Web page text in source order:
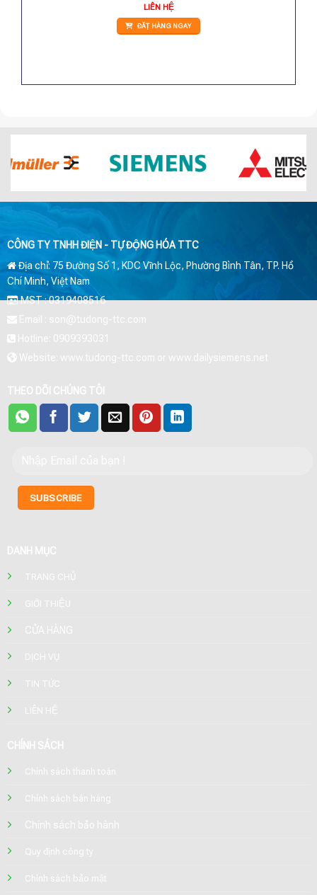
LIÊN HỆ
ĐẶT HÀNG NGAY
CÔNG TY TNHH ĐIỆN - TỰ ĐỘNG HÓA TTC
Địa chỉ: 75 Đường Số 1, KDC Vĩnh Lộc, Phường Bình Tân, TP. Hồ
Chí Minh, Việt Nam
MST : 0319408516
Email : son@tudong-ttc.com
Hotline: 0909393031
Website: www.tudong-ttc.com or www.dailysiemens.net
THEO DÕI CHÚNG TÔI
DANH MỤC
TRANG CHỦ
GIỚI THIỆU
CỬA HÀNG
DỊCH VỤ
TIN TỨC
LIÊN HỆ
CHÍNH SÁCH
Chính sách thanh toán
Chính sách bán hàng
Chính sách bảo hành
Quy định công ty
Chính sách bảo mật